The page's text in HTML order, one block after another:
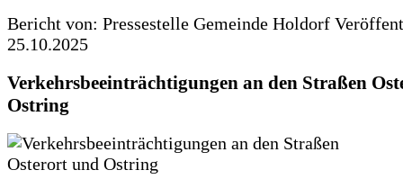
Bericht von: Pressestelle Gemeinde Holdorf
25.10.2025
Verkehrsbeeinträchtigungen an den Straßen
Ostring